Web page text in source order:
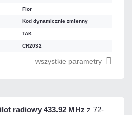
Flor
Kod dynamicznie zmienny
TAK
CR2032
wszystkie parametry
radiowy 433.92 MHz z 72-